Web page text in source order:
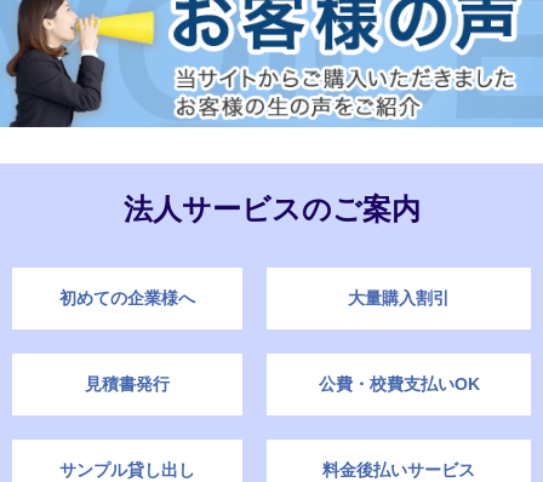
法人サービスのご案内
初めての企業様へ 大量購入割引
見積書発行 公費・校費支払いOK
サンプル貸し出し 料金後払いサービス